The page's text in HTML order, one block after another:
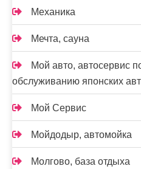
Механика
Мечта, сауна
Мой авто, автосервис
обслуживанию японских
Мой Сервис
Мойдодыр, автомойка
Молгово, база отдыха